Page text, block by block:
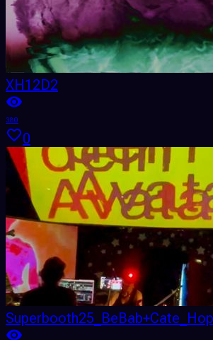
XH12D2
380
0